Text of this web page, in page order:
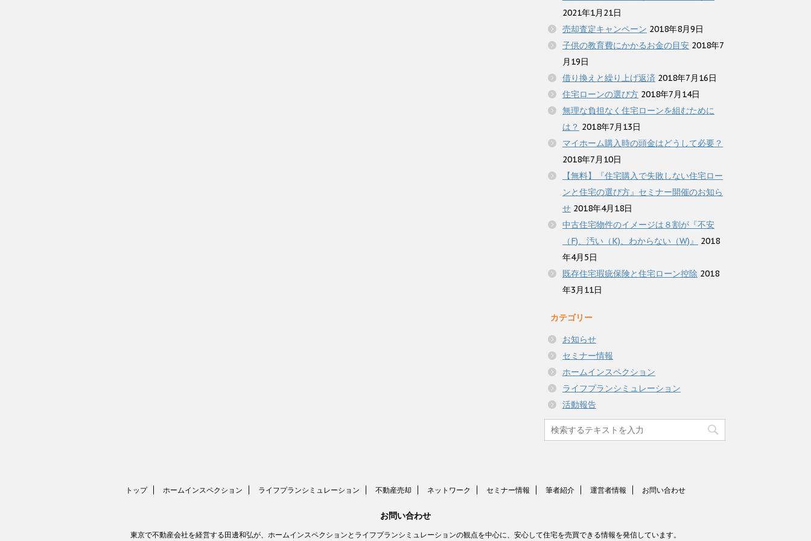
2021年1月21日
売却査定キャンペーン 2018年8月9日
子供の教育費にかかるお金の目安 2018年7
月19日
借り換えと繰り上げ返済 2018年7月16日
住宅ローンの選び方 2018年7月14日
無理な負担なく住宅ローンを組むために
は？ 2018年7月13日
マイホーム購入時の頭金はどうして必要？
2018年7月10日
【無料】『住宅購入で失敗しない住宅ロー
ンと住宅の選び方』セミナー開催のお知ら
せ 2018年4月18日
中古住宅物件のイメージは８割が『不安
（F)、汚い（K)、わからない（W)』
2018
年4月5日
既存住宅瑕疵保険と住宅ローン控除 2018
年3月11日
カテゴリー
お知らせ
セミナー情報
ホームインスペクション
ライフプランシミュレーション
活動報告
トップ ホームインスペクション ライフプランシミュレーション 不動産売却 ネットワーク セミナー情報 筆者紹介 運営者情報 お問い合わせ
お問い合わせ
東京で不動産会社を経営する田邊和弘が、ホームインスペクションとライフプランシミュレーションの観点を中心に、安心して住宅を売買できる情報を発信しています。